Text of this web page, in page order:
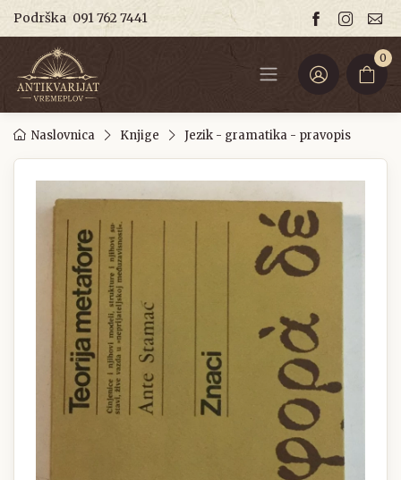
Podrška 091 762 7441
0
Naslovnica Knjige Jezik - gramatika - pravopis